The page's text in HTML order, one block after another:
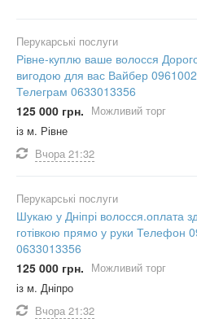
Перукарські послуги
Рівне-куплю ваше волосся
вигодою для вас Вайбер
Телеграм 0633013356
125 000 грн. Можливий торг
із м. Рівне
Вчора 21:32
Перукарські послуги
Шукаю у Дніпрі волосся.оплата
готівкою прямо у руки Телефон
0633013356
125 000 грн. Можливий торг
із м. Дніпро
Вчора 21:32